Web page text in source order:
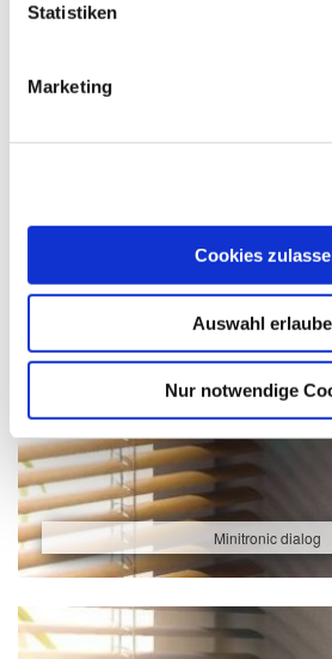
Statistiken
Marketing
Cookies
Auswahl
Nur notwendige
Minitronic dialog